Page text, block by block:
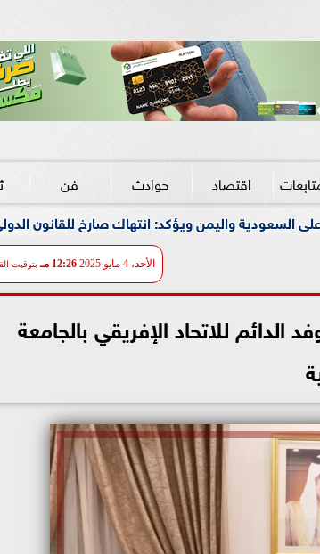
اقتصاد حوادث فن
انتهاك صارخ للقانون الدولي وتهديد مباشر لأمن
الأحد، 4 مايو 2025 12:26 مـ بتوقيت
الدائم للاتحاد الإفريقي بالجامعة